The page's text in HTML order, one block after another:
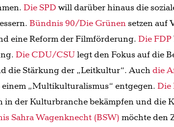
Die SPDwill darüber hinaus die
Bündnis 90/Die Grünensetzen auf
eine Reform der Filmförderung.Die FDP
Die CDU/CSUlegt den Fokus auf die
die Stärkung der „Leitkultur“. Auchdie
„Multikulturalismus“ entgegen.Die
in der Kulturbranche bekämpfen und die
Sahra Wagenknecht (BSW) möchte den